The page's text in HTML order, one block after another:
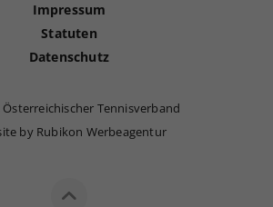
Impressum
Statuten
Datenschutz
Österreichischer Tennisverband
by Rubikon Werbeagentur